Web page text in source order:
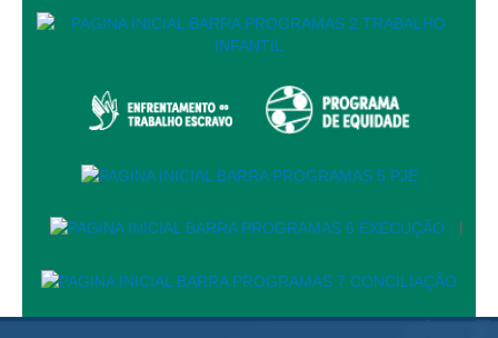
Carta de Serviços ao Cidadão
Cartilhas
Cadastro de Peritos, Tradutores e Intérpretes
Calendário de Eventos |